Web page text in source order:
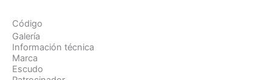
Código
Galería
Información técnica
Marca
Escudo